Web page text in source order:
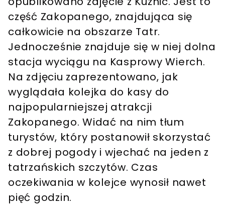
część Zakopanego, znajdująca się
całkowicie na obszarze Tatr.
Jednocześnie znajduje się w niej dolna
stacja wyciągu na Kasprowy Wierch.
Na zdjęciu zaprezentowano, jak
wyglądała kolejka do kasy do
najpopularniejszej atrakcji
Zakopanego. Widać na nim tłum
turystów, który postanowił skorzystać
z dobrej pogody i wjechać na jeden z
tatrzańskich szczytów. Czas
oczekiwania w kolejce wynosił nawet
pięć godzin.